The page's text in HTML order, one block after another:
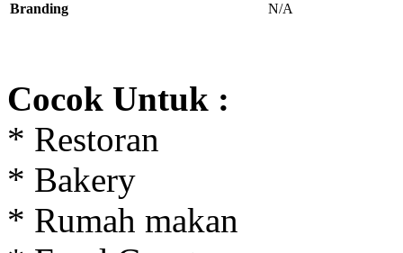
Branding
N/A
Cocok Untuk :
* Restoran
* Bakery
* Rumah makan